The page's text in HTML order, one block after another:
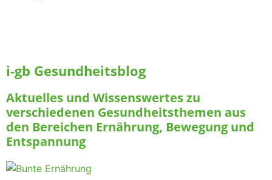
i-gb Gesundheitsblog
Aktuelles und Wissenswertes zu
verschiedenen Gesundheitsthemen aus
den Bereichen Ernährung, Bewegung und
Entspannung